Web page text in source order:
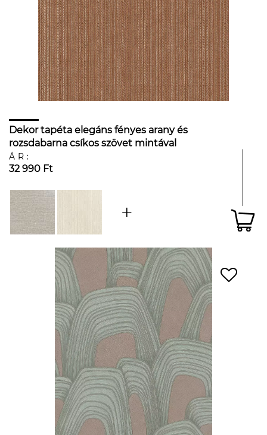
Dekor tapéta elegáns fényes arany és
rozsdabarna csíkos szövet mintával
ÁR:
32 990 Ft